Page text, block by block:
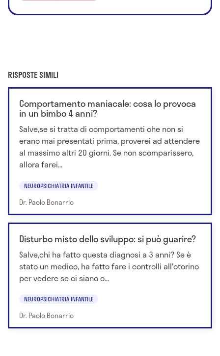
RISPOSTE SIMILI
Comportamento maniacale: cosa lo provoca
in un bimbo 4 anni?
Salve,se si tratta di comportamenti che non si
erano mai presentati prima, proverei ad attendere
al massimo altri 20 giorni. Se non scomparissero,
allora farei...
NEUROPSICHIATRIA INFANTILE
Dr. Paolo Bonarrio
Disturbo misto dello sviluppo: si può guarire?
Salve,chi ha fatto questa diagnosi a 3 anni? Se è
stato un medico, ha fatto fare i controlli all'otorino
per vedere se ci siano o...
NEUROPSICHIATRIA INFANTILE
Dr. Paolo Bonarrio